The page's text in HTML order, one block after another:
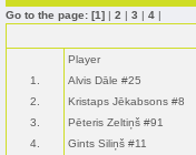
Go to the page: [1] | 2 | 3 | 4 |
Player
1.
Alvis Dāle #25
2.
Kristaps Jēkabsons #8
3.
Pēteris Zeltiņš #91
4.
Gints Siliņš #11